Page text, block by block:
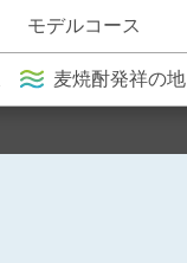
モデルコース
麦焼酎発祥の地